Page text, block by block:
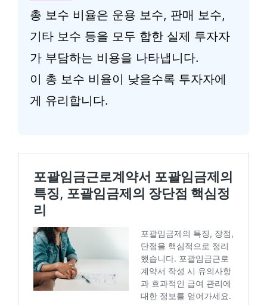
총 보수 비율은 운용 보수, 판매 보수,
기타 보수 등을 모두 합한 실제 투자자
가 부담하는 비용을 나타냅니다.
이 총 보수 비율이 낮을수록 투자자에
게 유리합니다.